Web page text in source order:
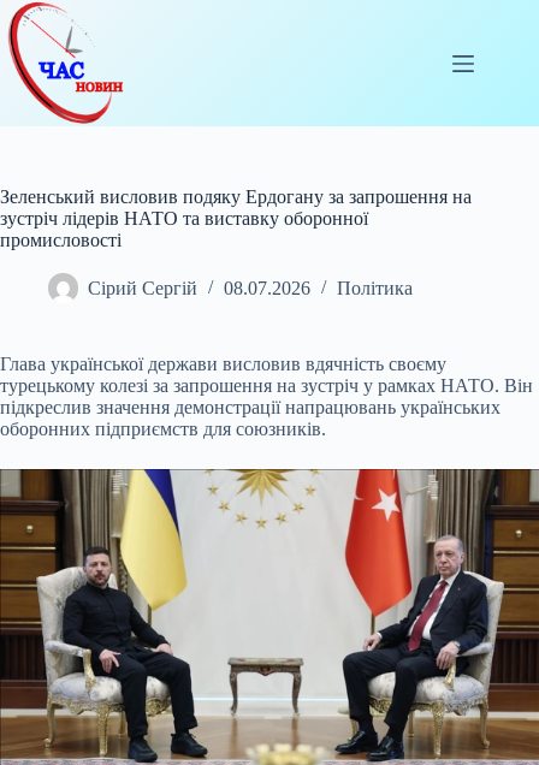
Перейти
до
вмісту
Зеленський висловив подяку Ердогану за запрошення на
зустріч лідерів НАТО та виставку оборонної
промисловості
Сірий Сергій 08.07.2026 Політика
Глава української держави висловив вдячність своєму
турецькому колезі за запрошення на зустріч у рамках НАТО. Він
підкреслив значення демонстрації напрацювань українських
оборонних підприємств для союзників.